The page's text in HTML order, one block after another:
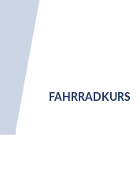
FAHRRADKURS